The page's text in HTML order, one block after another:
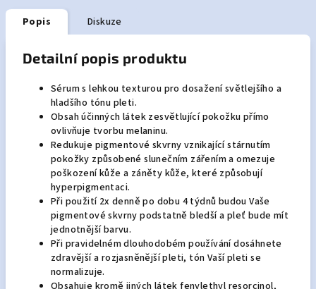
Popis Diskuze
Detailní popis produktu
Sérum s lehkou texturou pro dosažení světlejšího a
hladšího tónu pleti.
Obsah účinných látek zesvětlující pokožku přímo
ovlivňuje tvorbu melaninu.
Redukuje pigmentové skvrny vznikající stárnutím
pokožky způsobené slunečním zářením a omezuje
poškození kůže a záněty kůže, které způsobují
hyperpigmentaci.
Při použití 2x denně po dobu 4 týdnů budou Vaše
pigmentové skvrny podstatně bledší a pleť bude mít
jednotnější barvu.
Při pravidelném dlouhodobém používání dosáhnete
zdravější a rozjasněnější pleti, tón Vaší pleti se
normalizuje.
Obsahuje kromě jiných látek fenylethyl resorcinol,